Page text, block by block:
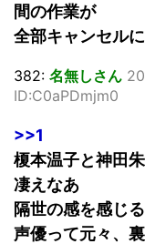
間の作業が
全部キャンセル
382: 名無しさん
ID:C0aPDmjm0
>>1
榎本温子と神田
凄えなあ
隔世の感を感じる
声優って元々、